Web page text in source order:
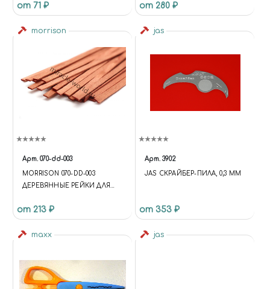
ММ 6 ШТ.
от 71 ₽ от 280 ₽
morrison
Арт. 070-dd-003
MORRISON 070-DD-003
ДЕРЕВЯННЫЕ РЕЙКИ ДЛЯ
ДОСКИ" (20ШТ). (FUNCTION {
UNIVERSE.SITE.ID = 'S1';
UNIVERSE.SITE.DIRECTORY =
UNIVERSE.TEMPLATE.DIRECTO
RY =
от 213 ₽
jas
Арт. 3902
JAS СКРАЙБЕР-ПИЛА, 0,3 ММ
от 353 ₽
maxx jas